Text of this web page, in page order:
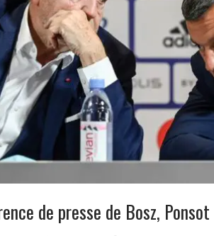
de presse de Bosz,